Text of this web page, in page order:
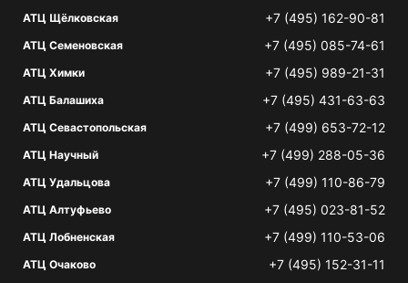
АТЦ Щёлковская +7 (495) 162-90-81
АТЦ Семеновская +7 (495) 085-74-61
АТЦ Химки +7 (495) 989-21-31
АТЦ Балашиха +7 (495) 431-63-63
АТЦ Севастопольская +7 (499) 653-72-12
АТЦ Научный +7 (499) 288-05-36
АТЦ Удальцова +7 (499) 110-86-79
АТЦ Алтуфьево +7 (495) 023-81-52
АТЦ Лобненская +7 (499) 110-53-06
АТЦ Очаково +7 (495) 152-31-11